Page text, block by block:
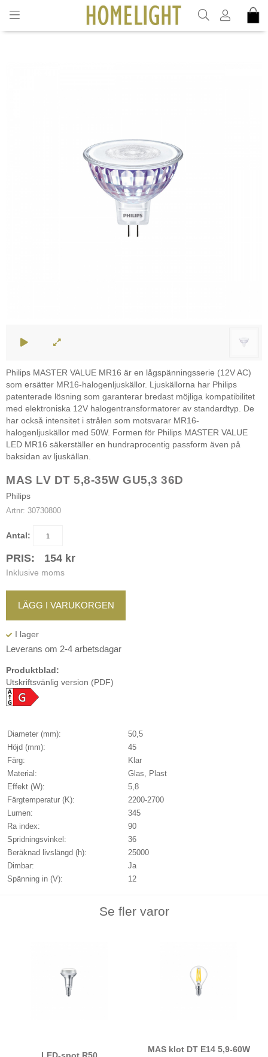
INKL. MOMS
Philips MASTER VALUE MR16 är en lågspänningsserie (12V AC)
som ersätter MR16-halogenljuskällor. Ljuskällorna har Philips
patenterade lösning som garanterar bredast möjliga kompatibilitet
med elektroniska 12V halogentransformatorer av standardtyp. De
har också intensitet i strålen som motsvarar MR16-
halogenljuskällor med 50W. Formen för Philips MASTER VALUE
LED MR16 säkerställer en hundraprocentig passform även på
baksidan av ljuskällan.
MAS LV DT 5,8-35W GU5,3 36D
Philips
Artnr: 30730800
Antal:
PRIS: 154 kr
Inklusive moms
LÄGG I VARUKORGEN
Leverans om 2-4 arbetsdagar
Produktblad:
Utskriftsvänlig version (PDF)
Diameter (mm):
50,5
Höjd (mm):
45
Färg:
Klar
Material:
Glas, Plast
Effekt (W):
5,8
Färgtemperatur (K):
2200-2700
Lumen:
345
Ra index:
90
Spridningsvinkel:
36
Beräknad livslängd (h):
25000
Dimbar:
Ja
Spänning in (V):
12
Se fler varor
MAS klot DT E14 5,9-60W